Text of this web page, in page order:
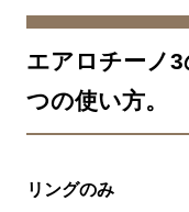
エアロチーノ
つの使い方。
リングのみ